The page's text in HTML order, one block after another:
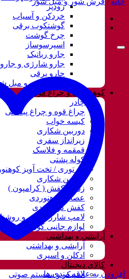
زودپز
خردکن و آسیاب
گوشتکوب برقی
چرخ گوشت
اسپرسوساز
جارو رباتیک
جارو شارژی و جارو
جارو برقی
فرش شور و مبل
کوهنوردی و چراغ قوه
چادر
چراغ قوه و چراغ پیشانی
کیسه خواب
دوربین شکاری
زیرانداز سفری
قمقمه و فلاسک
کوله پشتی
ننو توری / تخت آویز
دوربین شکاری
زنجیر کفش ( کرامپون )
عصای کوهنوردی
کفش کوهنوردی
لامپ شارژی، نور و
لوازم جانبی کوهنوردی
آرایشی و بهداشتی
آرایشی و بهداشتی
ادکلن و اسپری
کالای دیجیتال
اسپیکر و سیستم صوتی
افزودن به علاقه مندی ها